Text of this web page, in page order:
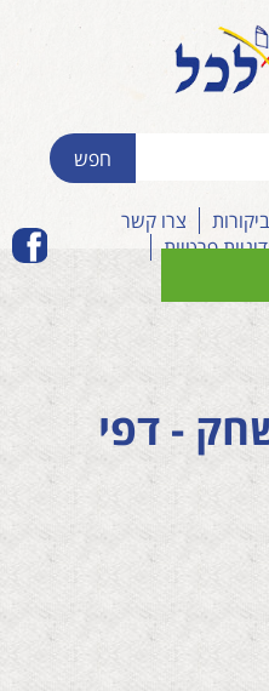
ביקורות
צרו קשר
פרטיות
- דפי